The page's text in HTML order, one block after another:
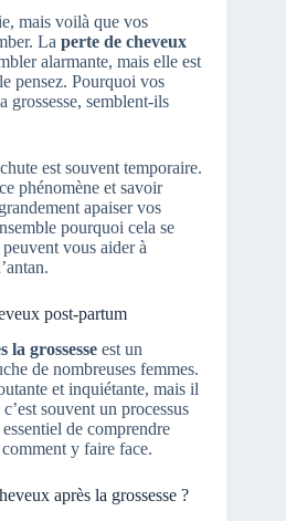
mais voilà que vos
La perte de cheveux
alarmante, mais elle est
pensez. Pourquoi vos
grossesse, semblent-ils
est souvent temporaire.
phénomène et savoir
apaiser vos
pourquoi cela se
vous aider à
post-partum
la grossesse est un
de nombreuses femmes.
et inquiétante, mais il
souvent un processus
de comprendre
y faire face.
après la grossesse ?